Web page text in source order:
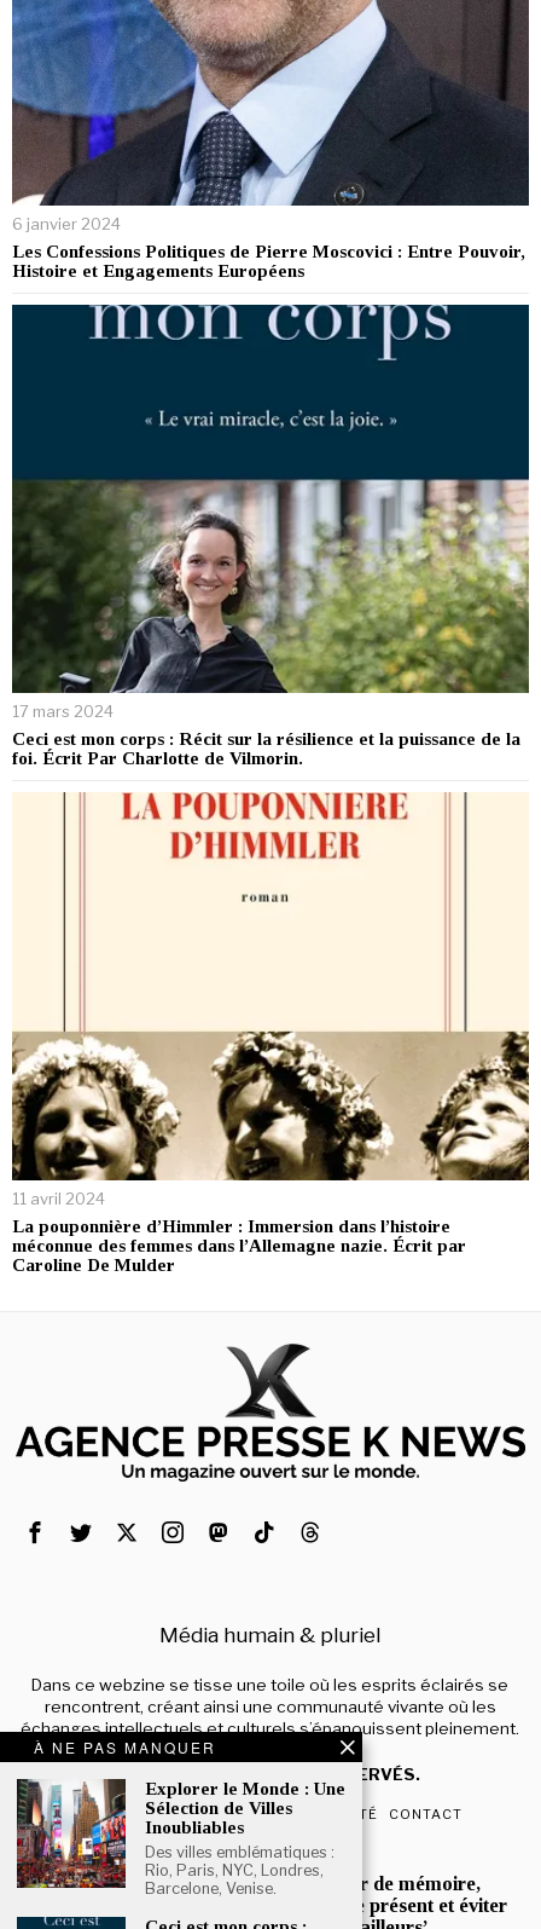
6 janvier 2024
Les Confessions Politiques de Pierre Moscovici : Entre Pouvoir,
Histoire et Engagements Européens
17 mars 2024
Ceci est mon corps : Récit sur la résilience et la puissance de la
foi. Écrit Par Charlotte de Vilmorin.
11 avril 2024
La pouponnière d’Himmler : Immersion dans l’histoire
méconnue des femmes dans l’Allemagne nazie. Écrit par
Caroline De Mulder
Média humain & pluriel
Dans ce webzine se tisse une toile où les esprits éclairés se
rencontrent, créant ainsi une communauté vivante où les
échanges intellectuels et culturels s’épanouissent pleinement.
© 2024 – TOUS DROITS RÉSERVÉS.
QUI SOMMES-NOUS CONFIDENTIALITÉ CONTACT
POPULAIRE
Mona Jafarian :’Un devoir de mémoire,
pour mieux comprendre le présent et éviter
À NE PAS MANQUER
Explorer le Monde : Une
Sélection de Villes
Inoubliables
Des villes emblématiques :
Rio, Paris, NYC, Londres,
Barcelone, Venise.